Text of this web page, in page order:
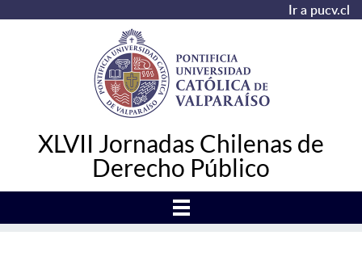
Ir a pucv.cl
XLVII Jornadas Chilenas de
Derecho Público